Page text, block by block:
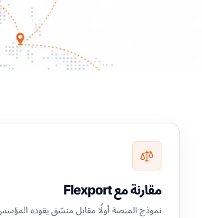
مقارنات صريحة جنبًا إلى جنب تساعدك
مقارنة مع Flexport
نموذج المنصة أولًا مقابل منسّق يقوده